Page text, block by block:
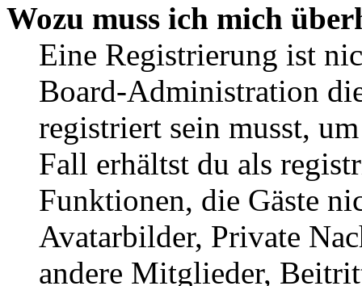
Wozu muss ich mich
Eine Registrierung ist
Board-Administration
registriert sein musst,
Fall erhältst du als
Funktionen, die Gäste
Avatarbilder, Private
andere Mitglieder,